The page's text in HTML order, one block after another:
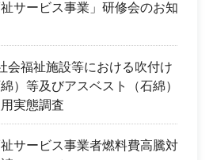
祉サービス事業」研修会のお知
会福祉施設等における吹付け
）等及びアスベスト（石綿）
実態調査
サービス事業者燃料費高騰対